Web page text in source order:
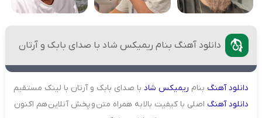
دانلود آهنگ بنام ریمیکس شاد با صدای بابک و آرتان
دانلودآهنگ بنام ریمیکس شاد با صدای بابک و آرتان با لینک مستقیم
دانلود آهنگ اصلی با کیفیت بالا به همراه متن و پخش آنلاین هم اکنون